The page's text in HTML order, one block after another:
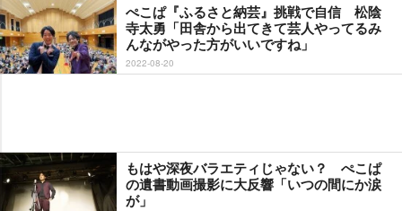
ぺこぱ『ふるさと納芸』挑戦で自信 松陰
寺太勇「田舎から出てきて芸人やってるみ
んながやった方がいいですね」
2022-08-20
もはや深夜バラエティじゃない？ ぺこぱ
の遺書動画撮影に大反響「いつの間にか涙
が」